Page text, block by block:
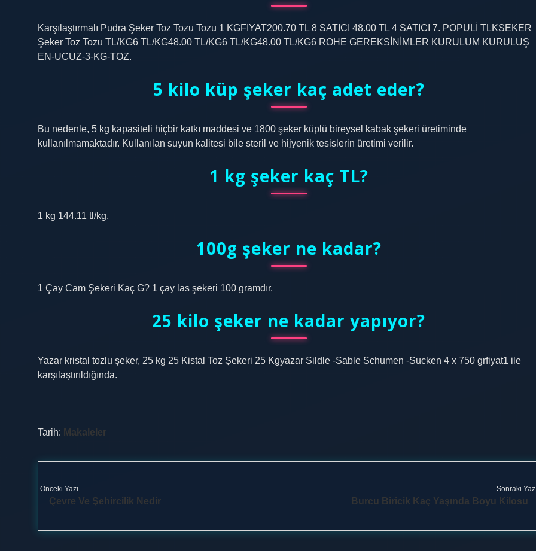
Karşılaştırmalı Pudra Şeker Toz Tozu Tozu 1 KGFIYAT200.70 TL 8 SATICI 48.00 TL 4 SATICI 7. POPULİ TLKSEKER
Şeker Toz Tozu TL/KG6 TL/KG48.00 TL/KG6 TL/KG48.00 TL/KG6 ROHE GEREKSİNİMLER KURULUM KURULUŞ
EN-UCUZ-3-KG-TOZ.
5 kilo küp şeker kaç adet eder?
Bu nedenle, 5 kg kapasiteli hiçbir katkı maddesi ve 1800 şeker küplü bireysel kabak şekeri üretiminde
kullanılmamaktadır. Kullanılan suyun kalitesi bile steril ve hijyenik tesislerin üretimi verilir.
1 kg şeker kaç TL?
1 kg 144.11 tl/kg.
100g şeker ne kadar?
1 Çay Cam Şekeri Kaç G? 1 çay las şekeri 100 gramdır.
25 kilo şeker ne kadar yapıyor?
Yazar kristal tozlu şeker, 25 kg 25 Kistal Toz Şekeri 25 Kgyazar Sildle -Sable Schumen -Sucken 4 x 750 grfiyat1 ile
karşılaştırıldığında.
Tarih: Makaleler
Önceki Yazı
Çevre Ve Şehircilik Nedir
Sonraki
Burcu Biricik Kaç Yaşında Boyu Kilosu